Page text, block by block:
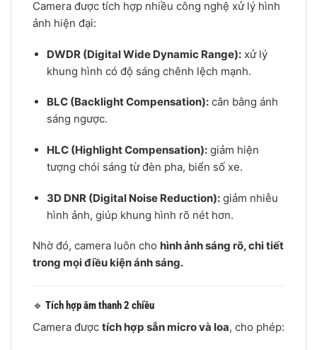
Camera được tích hợp nhiều công nghệ xử lý hình
ảnh hiện đại:
DWDR (Digital Wide Dynamic Range):xử lý
khung hình có độ sáng chênh lệch mạnh.
BLC (Backlight Compensation):cân bằng ánh
sáng ngược.
HLC (Highlight Compensation):giảm hiện
tượng chói sáng từ đèn pha, biển số xe.
3D DNR (Digital Noise Reduction):giảm nhiễu
hình ảnh, giúp khung hình rõ nét hơn.
Nhờ đó, camera luôn cho hình ảnh sáng rõ, chi tiết
trong mọi điều kiện ánh sáng.
🔹 Tích hợp âm thanh 2 chiều
Camera được tích hợp sẵn micro và loa, cho phép: